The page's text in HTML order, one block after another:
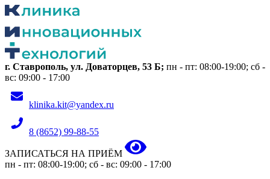
г. Ставрополь, ул. Доваторцев, 53 Б; пн - пт: 08:00-19:00; сб -
вс: 09:00 - 17:00
klinika.kit@yandex.ru
8 (8652) 99-88-55
ЗАПИСАТЬСЯ НА ПРИЁМ
пн - пт: 08:00-19:00; сб - вс: 09:00 - 17:00